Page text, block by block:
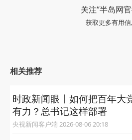
关注“半岛网
获取更多有用信
相关推荐
时政新闻眼丨如何把百年大
有力？总书记这样部署
央视新闻客户端 2026-08-06 20:18